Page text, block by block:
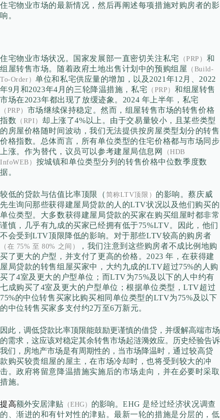
住宅物业市场的最新情况，然后再阐述每项措施对购房者的影
响。
住宅物业市场状况。 国家发展部一直密切关注私宅 （PRP） 和
组屋转售市场。
随着政府土地出售计划中的预购组屋 （Build-
To-Order）单位和私宅供应量的增加，以及2021年12月、2022
年9月和2023年4月的三轮降温措施，私宅 （PRP）和组屋转售
市场在2023年都出现了放缓迹象。 2024 年上半年， 私宅
（PRP） 市场继续保持稳定。然而，组屋转售市场的转售价格
指数 （RPI）却上涨了4%以上。 由于交易量较小，且某些类型
的房屋价格随时间波动，我们无法提供按房屋类型划分的转售
价格指数。 总体而言，所有单位类型的住宅价格都与市场同步
上涨。 作为替代，议 员可以参考建屋局信息网
（HDB
InfoWEB） 按城镇和单位类型分列的转售价格中位数季度数
据。
较低的贷款与估值比率顶限（ 简称LTV顶限） 的影响。蔡庆威
先生询问那些获得建屋局贷款的人的LTV状况以及他们购买的
单位类型。大多数获得建屋局贷款的买家在购买组屋时都非常
谨慎，几乎有九成的买家已经拥有低于75%LTV。
因此，他们
不会受到LTV顶限降低的影响。 对于那些LTV较高的购房者
（在 75% 至 80% 之间）
，我们注意到这些购房者不成比例地购
买了更大的户型，并支付了更高的价格。2023 年，在获得建
屋局贷款的转售组屋买家中，大约九成的LTV超过75%的人购
买了4室及更大的户型单位；而LTV为75%及以下的人中约有
七成购买了4室及更大的户型单位；根据单位类型，LTV超过
75%的中位转售买家比购买相同单位类型的LTV为75%及以下
的中位转售买家多支付约2万至6万新元。
因此， 调低贷款比率顶限能鼓励更谨慎的借贷，并缓解高端市场
的需求，这应该对稳定其余转售市场起涟漪效应。
历史经验告诉
我们，房地产市场是有周期性的，当市场降温时， 通过较高贷
款购买较贵组屋的屋主，在市场冷却时，也将受到较大的冲
击。政府将留意降温措施实施后的市场走向，并在必要时采取
措施。
提高额外安居津贴 （EHG） 的影响。EHG 是经过经济状况调查
的、渐进的和有针对性的津贴。最新一轮的措施是分层的，低